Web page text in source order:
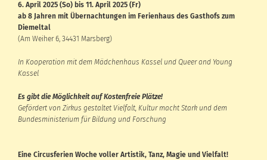
6. April 2025 (So) bis 11. April 2025 (Fr)
ab 8 Jahren mit Übernachtungen im Ferienhaus des Gasthofs zum
Diemeltal
(Am Weiher 6, 34431 Marsberg)
In Kooperation mit dem Mädchenhaus Kassel und Queer and Young
Kassel
Es gibt die Möglichkeit auf Kostenfreie Plätze!
Gefördert von Zirkus gestaltet Vielfalt, Kultur macht Stark und dem
Bundesministerium für Bildung und Forschung
Eine Circusferien Woche voller Artistik, Tanz, Magie und Vielfalt!